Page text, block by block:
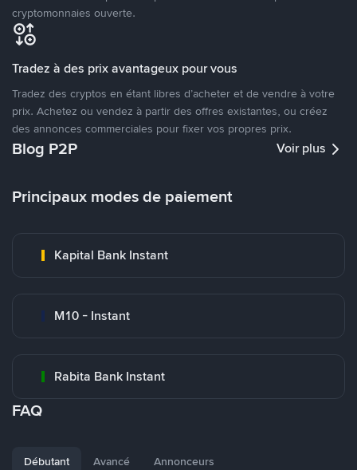
cryptomonnaies ouverte.
Tradez à des prix avantageux pour vous
Tradez des cryptos en étant libres d’acheter et de vendre à votre
prix. Achetez ou vendez à partir des offres existantes, ou créez
des annonces commerciales pour fixer vos propres prix.
Blog P2P Voir plus
Principaux modes de paiement
Kapital Bank Instant
M10 - Instant
Rabita Bank Instant
FAQ
Débutant Avancé Annonceurs